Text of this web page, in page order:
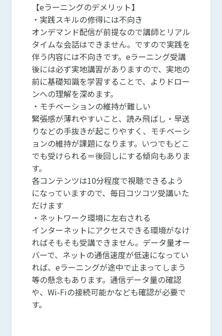
【eラーニングのデメリット】
・実践スキルの修得には不向き
オンデマンド配信が前提なので講師とリアル
タイムな会話はできません。ですので実践を
伴う内容には不向きです。eラーニング受講
後には必ず実地講習がありますので、実地の
前に基礎知識を学習することで、よりドロー
ンへの理解を深めます。
・モチベーションの維持が難しい
緊張感が薄れやすいこと、読み飛ばし・早送
りなどの手抜きが起こりやすく、モチベーシ
ョンの維持が課題になります。いつでもどこ
でも受けられる＝後回しにする傾向もありま
す。
各コンテンツは10分程度で視聴できるよう
になっていますので、毎日コツコツ受講いた
だけます
・ネットワーク環境に左右される
インターネットにアクセスできる環境がなけ
ればそもそも受講できません。データ量オー
バーで、ネットの通信速度が低速になってい
れば、eラーニングが途中で止まってしまう
等の懸念もあります。通信データ量の確認
や、Wi-Fiの接続可能かなども確認が必要で
す。